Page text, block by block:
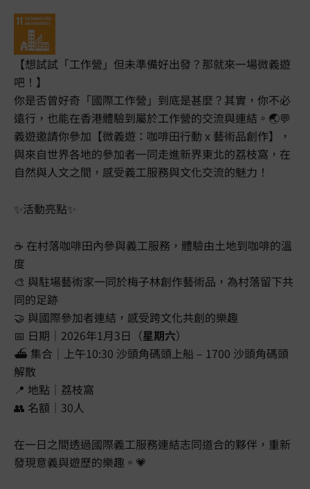
【想試試「工作營」但未準備好出發？那就來一場微義遊
吧！】
你是否曾好奇「國際工作營」到底是甚麼？其實，你不必
遠行，也能在香港體驗到屬於工作營的交流與連結。🌏💬
義遊邀請你參加【微義遊：咖啡田行動 x 藝術品創作】，
與來自世界各地的參加者一同走進新界東北的荔枝窩，在
自然與人文之間，感受義工服務與文化交流的魅力！
✨活動亮點✨
☕ 在村落咖啡田內參與義工服務，體驗由土地到咖啡的溫
度
🎨 與駐場藝術家一同於梅子林創作藝術品，為村落留下共
同的足跡
🤝 與國際參加者連結，感受跨文化共創的樂趣
📅 日期｜2026年1月3日（星期六）
⛴️ 集合｜上午10:30 沙頭角碼頭上船 – 1700 沙頭角碼頭
解散
📍 地點｜荔枝窩
👥 名額｜30人
在一日之間透過國際義工服務連結志同道合的夥伴，重新
發現意義與遊歷的樂趣。💗